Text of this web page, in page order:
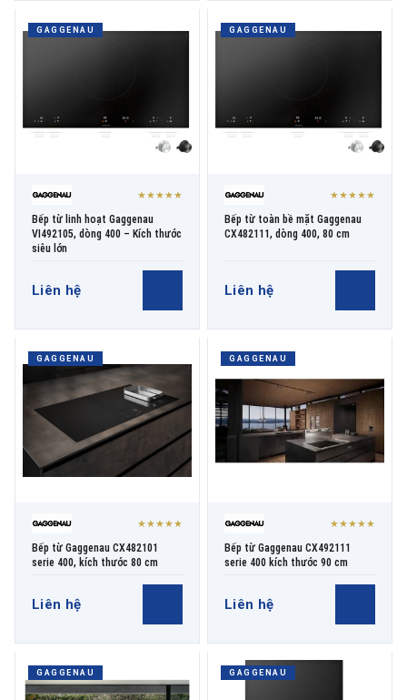
GAGGENAU
★★★★★
Bếp từ linh hoạt Gaggenau
VI492105, dòng 400 – Kích thước
siêu lớn
Liên hệ
GAGGENAU
★★★★★
Bếp từ toàn bề mặt Gaggenau
CX482111, dòng 400, 80 cm
Liên hệ
GAGGENAU
★★★★★
Bếp từ Gaggenau CX482101
serie 400, kích thước 80 cm
Liên hệ
GAGGENAU
★★★★★
Bếp từ Gaggenau CX492111
serie 400 kích thước 90 cm
Liên hệ
GAGGENAU GAGGENAU